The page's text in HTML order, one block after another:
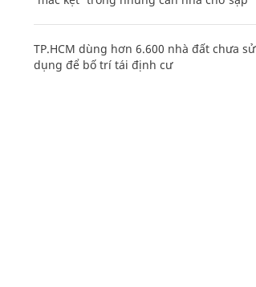
TP.HCM dùng hơn 6.600 nhà đất chưa sử
dụng để bố trí tái định cư